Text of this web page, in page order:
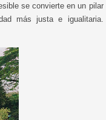
se convierte en un pilar
más justa e igualitaria.